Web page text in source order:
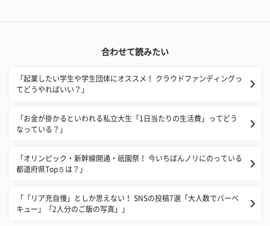
合わせて読みたい
「起業したい学生や学生団体にオススメ！ クラウドファンディングっ
てどうやればいい？」
「お金が掛かるといわれる私立大生「1日当たりの生活費」ってどう
なっている？」
「オリンピック・新幹線開通・祇園祭！ 今いちばんノリにのっている
都道府県Top５は？」
「「リア充自慢」としか思えない！ SNSの投稿7選「大人数でバーベ
キュー」「2人分のご飯の写真」」